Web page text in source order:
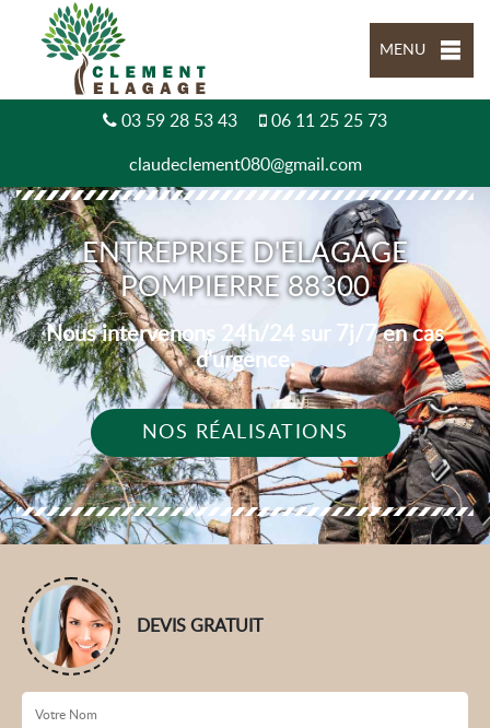
MENU
03 59 28 53 43 06 11 25 25 73
claudeclement080@gmail.com
ENTREPRISE D'ELAGAGE
POMPIERRE 88300
Nous intervenons 24h/24 sur 7j/7 en cas
d'urgence.
NOS RÉALISATIONS
DEVIS GRATUIT